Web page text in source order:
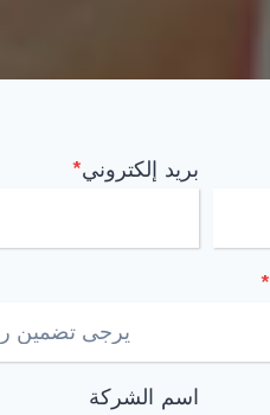
بريد إلكتروني*
*
اسم الشركة